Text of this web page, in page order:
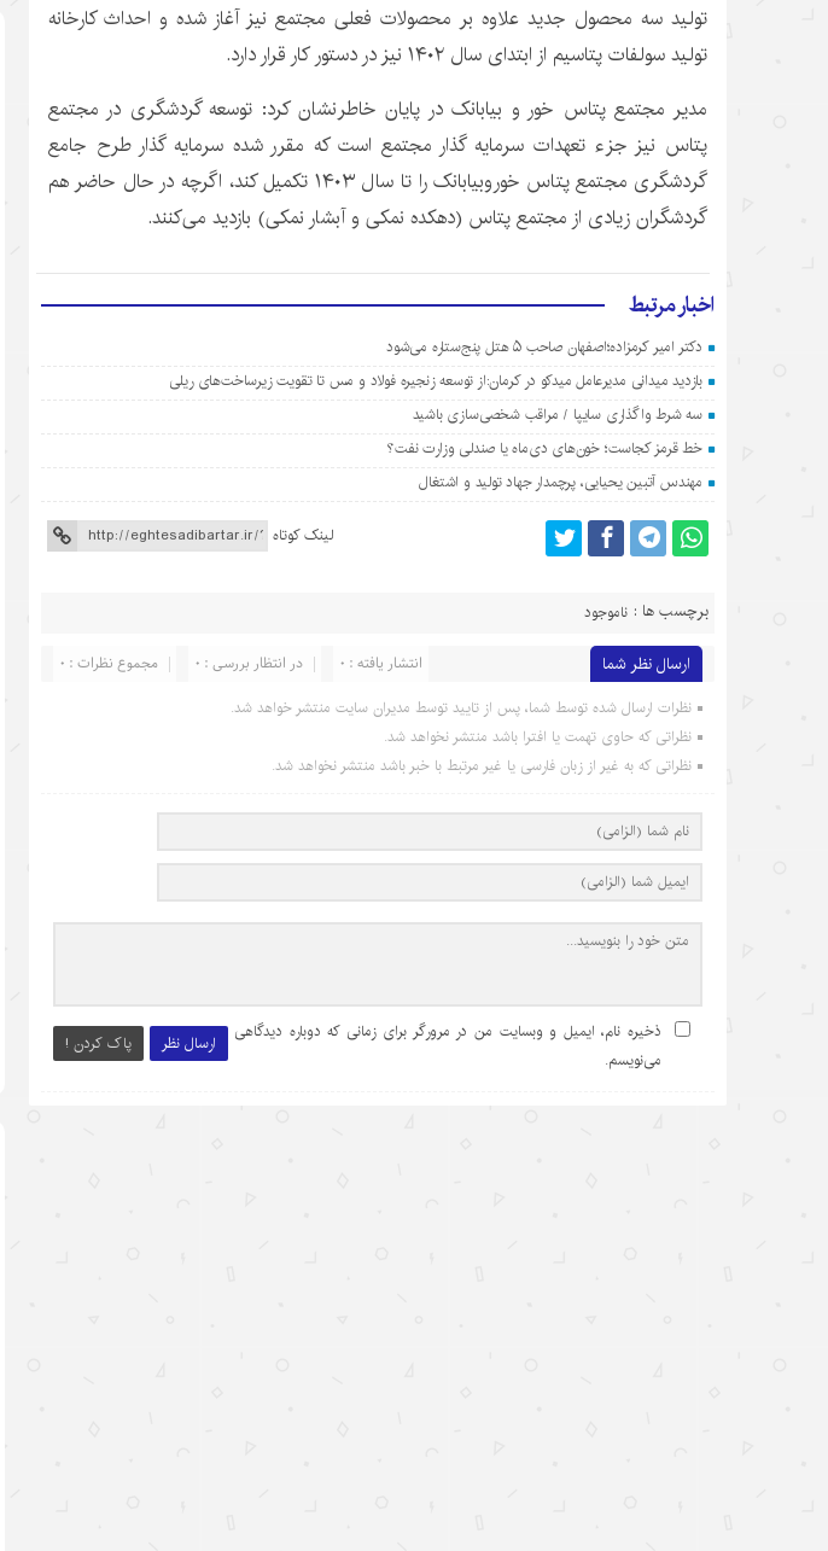
تولید سه محصول جدید علاوه بر محصولات فعلی مجتمع نیز آغاز شده و احداث کارخانه
تولید سولفات پتاسیم از ابتدای سال ۱۴۰۲ نیز در دستور کار قرار دارد.
مدیر مجتمع پتاس خور و بیابانک در پایان خاطرنشان کرد: توسعه گردشگری در مجتمع
پتاس نیز جزء تعهدات سرمایه گذار مجتمع است که مقرر شده سرمایه گذار طرح جامع
گردشگری مجتمع پتاس خوروبیابانک را تا سال ۱۴۰۳ تکمیل کند، اگرچه در حال حاضر هم
گردشگران زیادی از مجتمع پتاس (دهکده نمکی و آبشار نمکی) بازدید می‌کنند.
اخبار مرتبط
دکتر امیر کرمزاده؛اصفهان صاحب ۵ هتل پنج‌ستاره می‌شود
بازدید میدانی مدیرعامل میدکو در کرمان:از توسعه زنجیره فولاد و مس تا تقویت زیرساخت‌های ریلی
سه شرط واگذاری سایپا / مراقب شخصی‌سازی باشید
خط قرمز کجاست؛ خون‌های دی‌ماه یا صندلی وزارت نفت؟
مهندس آتبین یحیایی، پرچمدار جهاد تولید و اشتغال
لینک کوتاه
برچسب ها : ناموجود
ارسال نظر شما مجموع نظرات : 0 در انتظار بررسی : 0 انتشار یافته : 0
نظرات ارسال شده توسط شما، پس از تایید توسط مدیران سایت منتشر خواهد شد.
نظراتی که حاوی تهمت یا افترا باشد منتشر نخواهد شد.
نظراتی که به غیر از زبان فارسی یا غیر مرتبط با خبر باشد منتشر نخواهد شد.
ارسال نظر پاک کردن !
ذخیره نام، ایمیل و وبسایت من در مرورگر برای زمانی که دوباره دیدگاهی
می‌نویسم.